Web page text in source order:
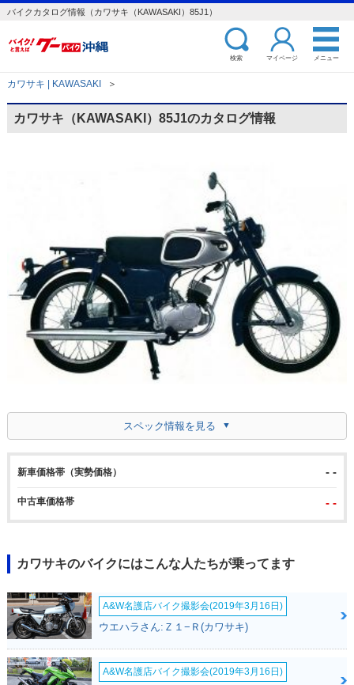
バイクカタログ情報（カワサキ（KAWASAKI）85J1）
検索 マイページ メニュー
カワサキ | KAWASAKI ＞
カワサキ（KAWASAKI）85J1のカタログ情報
スペック情報を見る
新車価格帯（実勢価格） - -
中古車価格帯 - -
カワサキのバイクにはこんな人たちが乗ってます
A&W名護店バイク撮影会(2019年3月16日)
ウエハラさん:Ｚ１−Ｒ(カワサキ)
A&W名護店バイク撮影会(2019年3月16日)